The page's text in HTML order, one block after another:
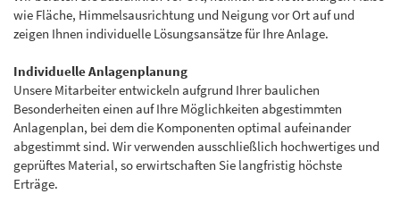
wie Fläche, Himmelsausrichtung und Neigung vor Ort auf und
zeigen Ihnen individuelle Lösungsansätze für Ihre Anlage.
Individuelle Anlagenplanung
Unsere Mitarbeiter entwickeln aufgrund Ihrer baulichen
Besonderheiten einen auf Ihre Möglichkeiten abgestimmten
Anlagenplan, bei dem die Komponenten optimal aufeinander
abgestimmt sind. Wir verwenden ausschließlich hochwertiges und
geprüftes Material, so erwirtschaften Sie langfristig höchste
Erträge.